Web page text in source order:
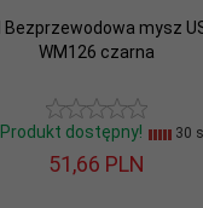
Bezprzewodowa mysz
WM126 czarna
Produkt dostępny! 30
51,66 PLN